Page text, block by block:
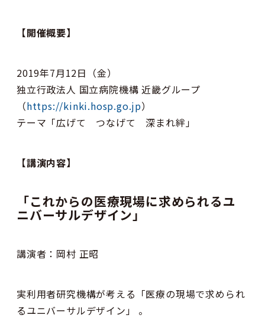
【開催概要】
2019年7月12日（金）
独立行政法人 国立病院機構 近畿グループ
（https://kinki.hosp.go.jp）
テーマ「広げて つなげて 深まれ絆」
【講演内容】
「これからの医療現場に求められるユ
ニバーサルデザイン」
講演者：岡村 正昭
実利用者研究機構が考える「医療の現場で求められ
るユニバーサルデザイン」 。